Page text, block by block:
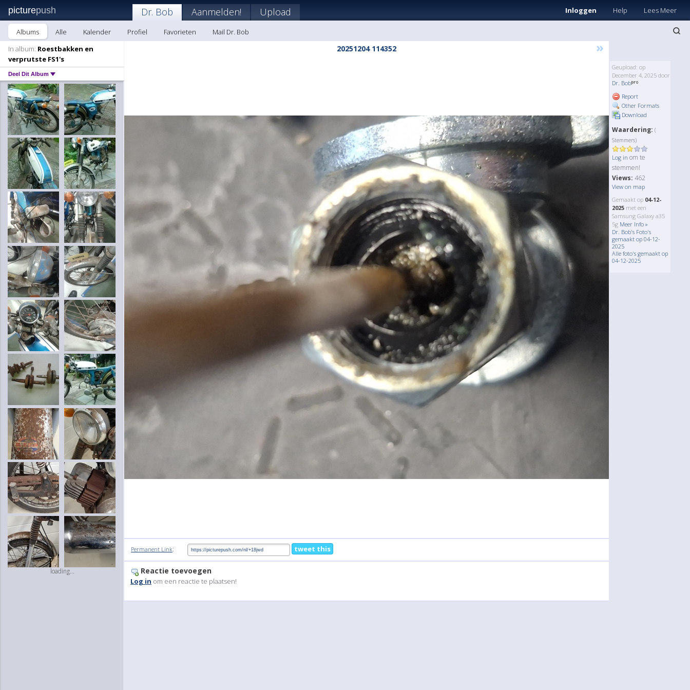
picturepush Inloggen Help Lees Meer
Dr. Bob Aanmelden! Upload
Albums Alle Kalender Profiel Favorieten
Mail Dr. Bob
In album: Roestbakken en
verprutste FS1's
Deel Dit Album
loading...
20251204 114352 »
Geupload: op
December 4, 2025 door
Dr. Bob
Report
Other Formats
Download
Waardering: (
Stemmers)
Log in om te
stemmen!
Views: 462
View on map
Gemaakt op 04-12-
2025 met een
Samsung Galaxy a35
5g Meer Info »
Dr. Bob's Foto's
gemaakt op 04-12-
2025
Alle foto's gemaakt op
04-12-2025
Permanent Link: tweet this
Reactie toevoegen
Log in om een reactie te plaatsen!